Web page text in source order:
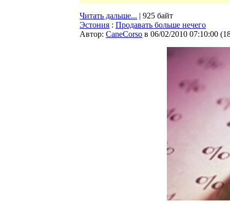
Читать дальше... | 925 байт
Эстония : Продавать больше нечего
Автор: CaneCorso в 06/02/2010 07:10:00 (